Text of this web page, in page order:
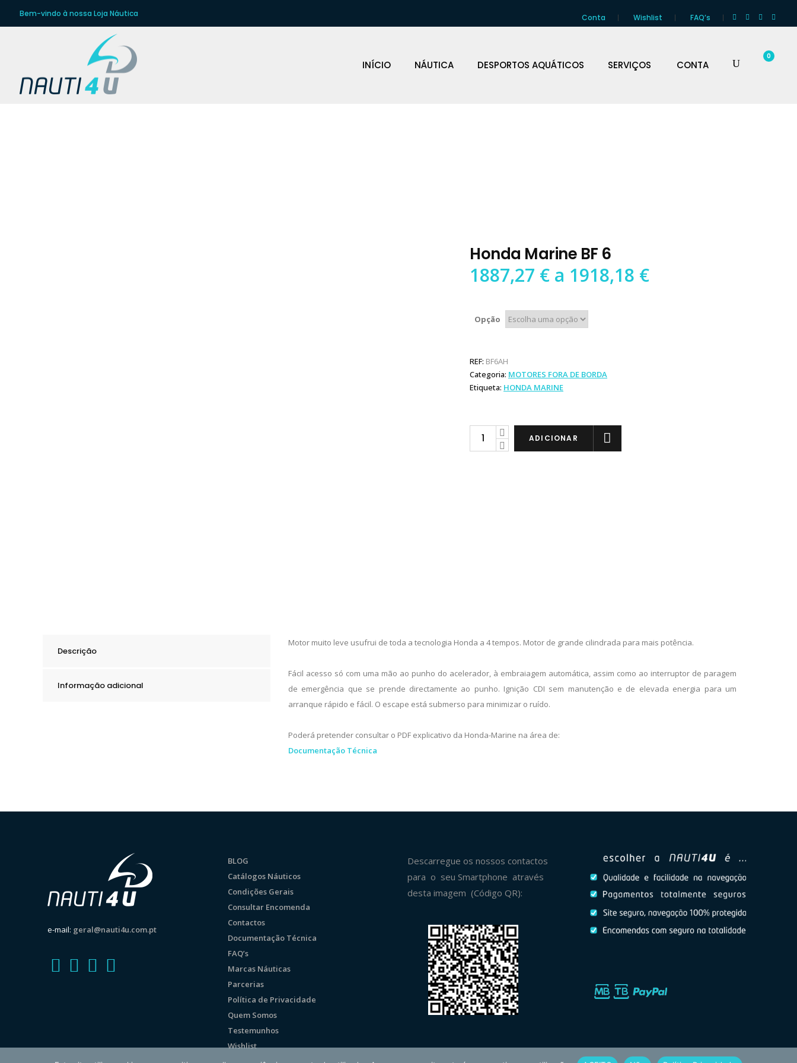
Bem-vindo à nossa Loja Náutica Conta Wishlist FAQ’s
INÍCIO NÁUTICA DESPORTOS AQUÁTICOS SERVIÇOS CONTA
0
Honda Marine BF 6
1887,27 € a 1918,18 €Preço
Opção
REF: BF6AH
Categoria: MOTORES FORA DE BORDA
Etiqueta: HONDA MARINE
Honda
ADICIONAR
Descrição
Informação adicional
Motor muito leve usufrui de toda a tecnologia Honda a 4 tempos. Motor de grande cilindrada para mais potência.
Fácil acesso só com uma mão ao punho do acelerador, à embraiagem automática, assim como ao interruptor de paragem
de emergência que se prende directamente ao punho. Ignição CDI sem manutenção e de elevada energia para um
arranque rápido e fácil. O escape está submerso para minimizar o ruído.
Poderá pretender consultar o PDF explicativo da Honda-Marine na área de:
Documentação Técnica
e-mail: geral@nauti4u.com.pt
BLOG
Catálogos Náuticos
Condições Gerais
Consultar Encomenda
Contactos
Documentação Técnica
FAQ’s
Marcas Náuticas
Parcerias
Política de Privacidade
Quem Somos
Testemunhos
Wishlist
Descarregue os nossos contactos
para o seu Smartphone através
desta imagem (Código QR):